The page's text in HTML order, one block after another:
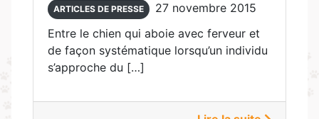
ARTICLES DE PRESSE
27 novembre 2015
Entre le chien qui aboie avec ferveur et
de façon systématique lorsqu’un individu
s’approche du […]